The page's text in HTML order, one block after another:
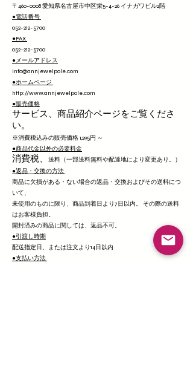
〒460-0008 愛知県名古屋市中区栄5-4-26 イナガワビル2階
●電話番号
052-212-5700
​●FAX
052-212-5700
●メールアドレス
info@annjewelpole.com
●ホームページ
http://www.annjewelpole.com
●販売価格
サービス、商品紹介ページをご覧くださ
い。
※消費税込みの販売価格 1,295円 ～
●商品代金以外の必要料金
消費税、
送料（一部送料無料や配達地により変更あり。）
●返品・交換の方法
商品に欠損がある・ない場合の返品・交換およびその送料につ
いて、
未使用のものに限り、商品到着日より7日以内。 その際の送料
はお客様負担。
開封済みの商品に関しては、返品不可。
●引渡し時期
配送指定日、または注文より14日以内
●支払い方法